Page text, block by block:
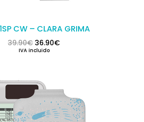
CW – CLARA GRIMA
39.90€ El precio original era: 39.90€.
36.90€El precio actual es:
IVA incluido